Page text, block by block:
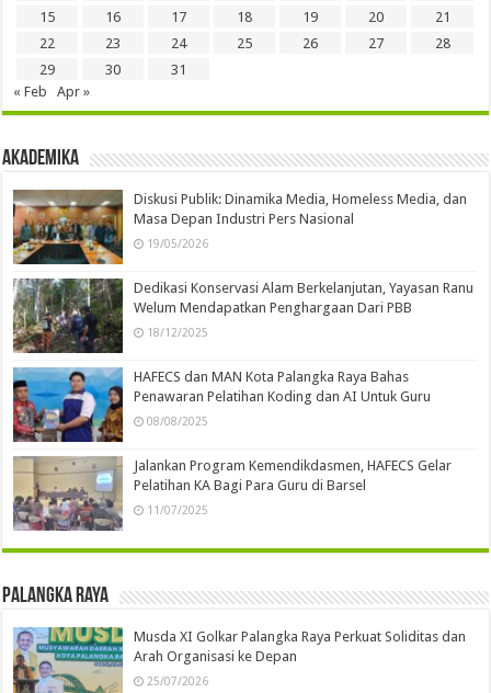
15
16 17 18 19 20
21
22
23 24 25 26 27
28
29
30
31
« Feb
Apr »
Akademika
Diskusi Publik: Dinamika Media, Homeless Media, dan
Masa Depan Industri Pers Nasional
19/05/2026
Dedikasi Konservasi Alam Berkelanjutan, Yayasan Ranu
Welum Mendapatkan Penghargaan Dari PBB
18/12/2025
HAFECS dan MAN Kota Palangka Raya Bahas
Penawaran Pelatihan Koding dan AI Untuk Guru
08/08/2025
Jalankan Program Kemendikdasmen, HAFECS Gelar
Pelatihan KA Bagi Para Guru di Barsel
11/07/2025
Palangka Raya
Musda XI Golkar Palangka Raya Perkuat Soliditas dan
Arah Organisasi ke Depan
25/07/2026